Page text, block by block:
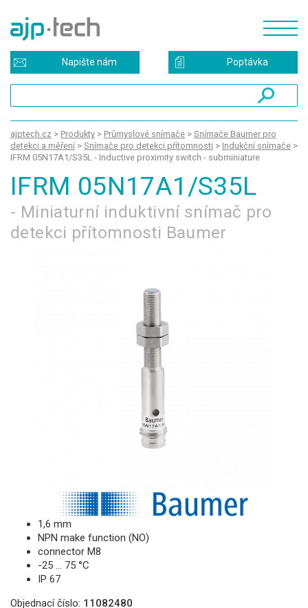
Poptávka
Napište nám
ajptech.cz > Produkty > Průmyslové snímače > Snímače Baumer pro
detekci a měření > Snímače pro detekci přítomnosti > Indukční snímače >
IFRM 05N17A1/S35L - Inductive proximity switch - subminiature
IFRM 05N17A1/S35L
- Miniaturní induktivní snímač pro
detekci přítomnosti Baumer
1,6 mm
NPN make function (NO)
connector M8
-25 … 75 °C
IP 67
Objednací číslo: 11082480